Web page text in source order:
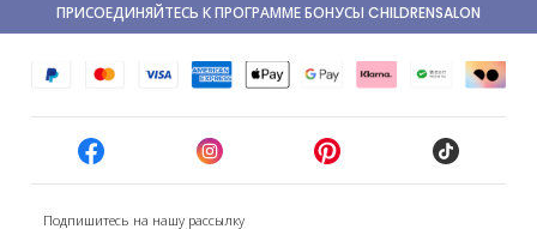
Подпишитесь на нашу рассылку
ПРИСОЕДИНЯЙТЕСЬ К ПРОГРАММЕ БОНУСЫ CHILDRENSALON